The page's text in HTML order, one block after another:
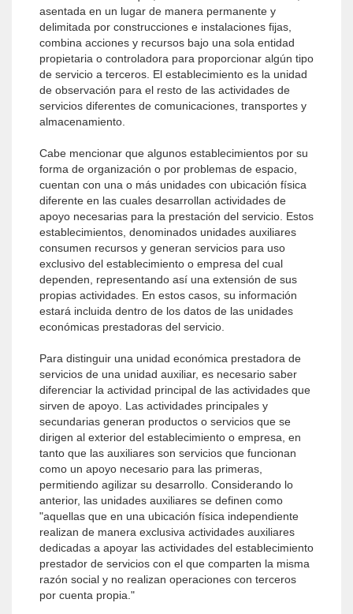
asentada en un lugar de manera permanente y
delimitada por construcciones e instalaciones fijas,
combina acciones y recursos bajo una sola entidad
propietaria o controladora para proporcionar algún tipo
de servicio a terceros. El establecimiento es la unidad
de observación para el resto de las actividades de
servicios diferentes de comunicaciones, transportes y
almacenamiento.
Cabe mencionar que algunos establecimientos por su
forma de organización o por problemas de espacio,
cuentan con una o más unidades con ubicación física
diferente en las cuales desarrollan actividades de
apoyo necesarias para la prestación del servicio. Estos
establecimientos, denominados unidades auxiliares
consumen recursos y generan servicios para uso
exclusivo del establecimiento o empresa del cual
dependen, representando así una extensión de sus
propias actividades. En estos casos, su información
estará incluida dentro de los datos de las unidades
económicas prestadoras del servicio.
Para distinguir una unidad económica prestadora de
servicios de una unidad auxiliar, es necesario saber
diferenciar la actividad principal de las actividades que
sirven de apoyo. Las actividades principales y
secundarias generan productos o servicios que se
dirigen al exterior del establecimiento o empresa, en
tanto que las auxiliares son servicios que funcionan
como un apoyo necesario para las primeras,
permitiendo agilizar su desarrollo. Considerando lo
anterior, las unidades auxiliares se definen como
"aquellas que en una ubicación física independiente
realizan de manera exclusiva actividades auxiliares
dedicadas a apoyar las actividades del establecimiento
prestador de servicios con el que comparten la misma
razón social y no realizan operaciones con terceros
por cuenta propia."